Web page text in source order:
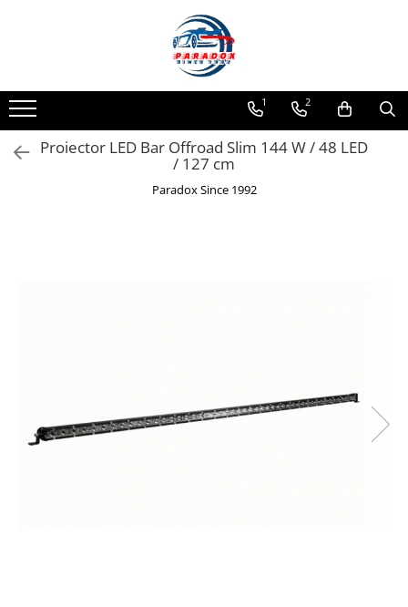
ACCESORII AUTO
Abtibild / Sticker Auto
Baby on Board
Brelocuri Auto Metalice Chei
1 2
Proiector LED Bar Offroad Slim 144 W / 48 LED
/ 127 cm
Paradox Since 1992